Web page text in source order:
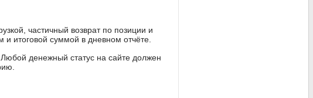
частичный возврат по позиции и
итоговой суммой в дневном отчёте.
денежный статус на сайте должен